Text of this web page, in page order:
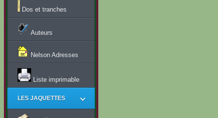
Dos et tranches
Auteurs
Nelson Adresses
Liste imprimable
LES JAQUETTES